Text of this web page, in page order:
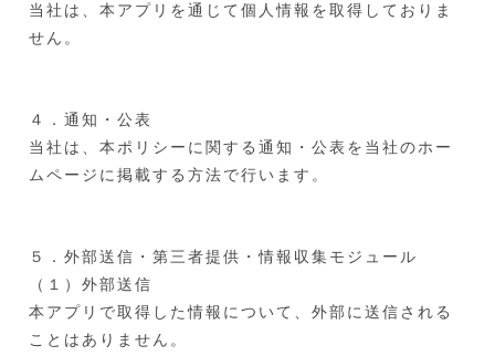
当社は、本アプリを通じて個人情報を取得しておりま
せん。
４．通知・公表
当社は、本ポリシーに関する通知・公表を当社のホー
ムページに掲載する方法で行います。
５．外部送信・第三者提供・情報収集モジュール
（１）外部送信
本アプリで取得した情報について、外部に送信される
ことはありません。